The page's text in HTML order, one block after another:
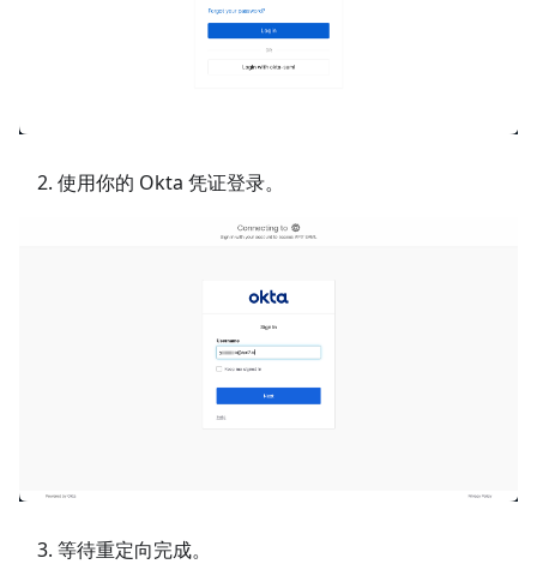
使用你的 Okta 凭证登录。
等待重定向完成。